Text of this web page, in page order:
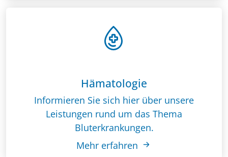
Hämatologie
Informieren Sie sich hier über unsere
Leistungen rund um das Thema
Bluterkrankungen.
Mehr erfahren